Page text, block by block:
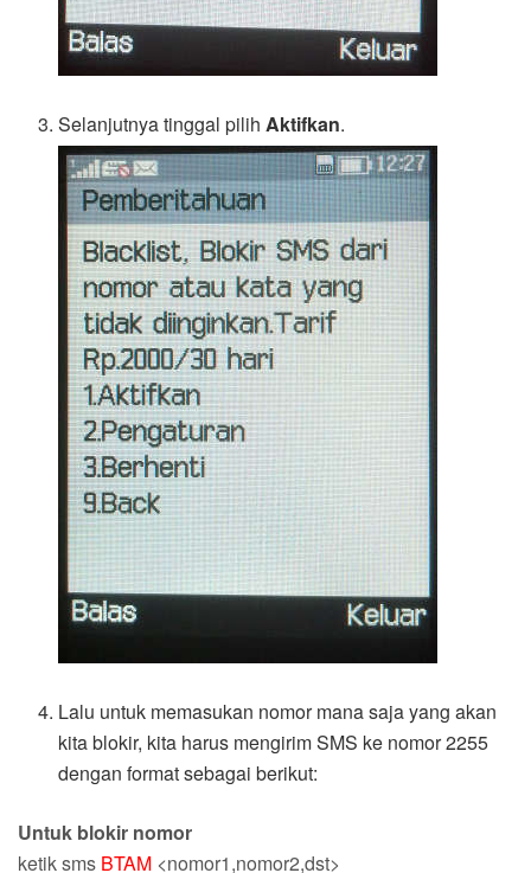
Selanjutnya tinggal pilihAktifkan.
Lalu untuk memasukan nomor mana saja yang akan
kita blokir, kita harus mengirim SMS ke nomor 2255
dengan format sebagai berikut:
Untuk blokir nomor
ketik sms BTAM <nomor1,nomor2,dst>